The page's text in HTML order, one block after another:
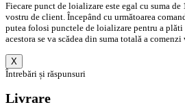
Fiecare punct de loializare este egal cu suma
vostru de client. Începând cu următoarea
putea folosi punctele de loializare pentru a
acestora se va scădea din suma totală a comenzi
X
Întrebări și răspunsuri
Livrare